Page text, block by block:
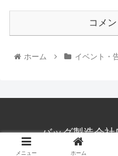
コメ
ホーム イベント・
バッグ製造会
©
メニュー ホーム